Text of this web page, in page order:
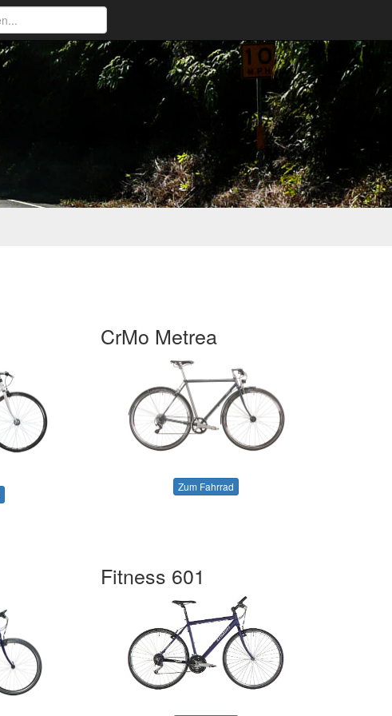
CrMo Metrea
Zum Fahrrad
Fitness 601